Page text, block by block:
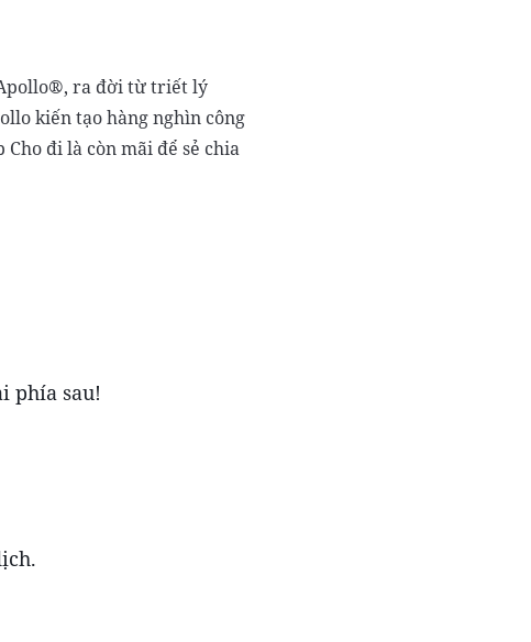
ra đời từ triết lý
kiến tạo hàng nghìn công
đi là còn mãi để sẻ chia
phía sau!